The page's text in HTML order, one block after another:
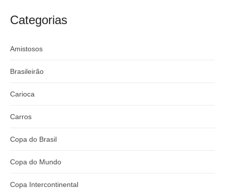
argentino
Categorias
Amistosos
Brasileirão
Carioca
Carros
Copa do Brasil
Copa do Mundo
Copa Intercontinental